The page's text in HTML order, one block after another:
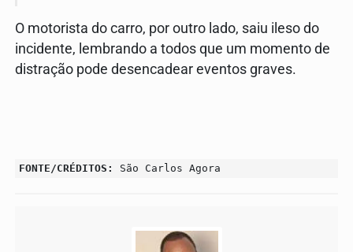
O motorista do carro, por outro lado, saiu ileso do
incidente, lembrando a todos que um momento de
distração pode desencadear eventos graves.
FONTE/CRÉDITOS: São Carlos Agora